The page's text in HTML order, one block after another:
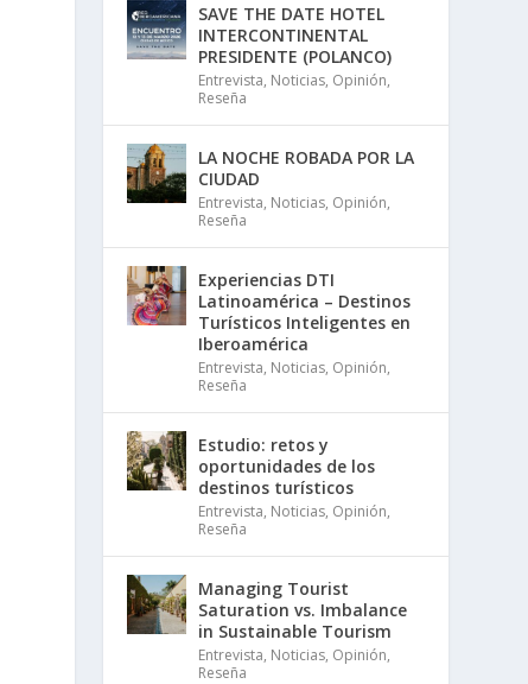
SAVE THE DATE HOTEL
INTERCONTINENTAL
PRESIDENTE (POLANCO)
Entrevista, Noticias, Opinión,
Reseña
LA NOCHE ROBADA POR LA
CIUDAD
Entrevista, Noticias, Opinión,
Reseña
Experiencias DTI
Latinoamérica – Destinos
Turísticos Inteligentes en
Iberoamérica
Entrevista, Noticias, Opinión,
Reseña
Estudio: retos y
oportunidades de los
destinos turísticos
Entrevista, Noticias, Opinión,
Reseña
Managing Tourist
Saturation vs. Imbalance
in Sustainable Tourism
Entrevista, Noticias, Opinión,
Reseña